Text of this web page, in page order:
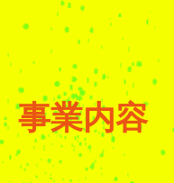
事業内容